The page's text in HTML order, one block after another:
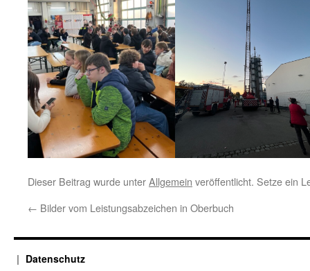
Dieser Beitrag wurde unterAllgemein veröffentlicht. Setze ein
← Bilder vom Leistungsabzeichen in Oberbuch
Datenschutz